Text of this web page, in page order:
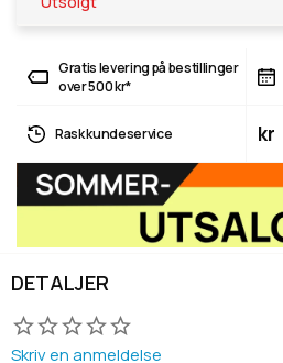
Gratis levering på bestillinger
over 500 kr*
Rask kundeservice kr
DETALJER
Skriv en anmeldelse